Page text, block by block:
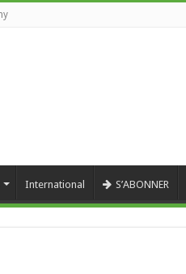
International S’ABONNER